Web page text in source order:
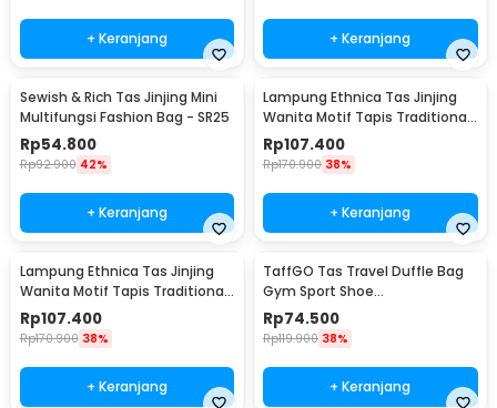
+ Keranjang + Keranjang
Sewish & Rich Tas Jinjing Mini
Multifungsi Fashion Bag - SR25
Rp54.800
Rp92.900 42%
+ Keranjang
Lampung Ethnica Tas Jinjing
Wanita Motif Tapis Traditional
Handbag - LE2
Rp107.400
Rp170.900 38%
+ Keranjang
Lampung Ethnica Tas Jinjing
Wanita Motif Tapis Traditional
Handbag - LE3
Rp107.400
Rp170.900 38%
+ Keranjang
TaffGO Tas Travel Duffle Bag
Gym Sport Shoe
Compartment 30L - C48
Rp74.500
Rp119.900 38%
+ Keranjang